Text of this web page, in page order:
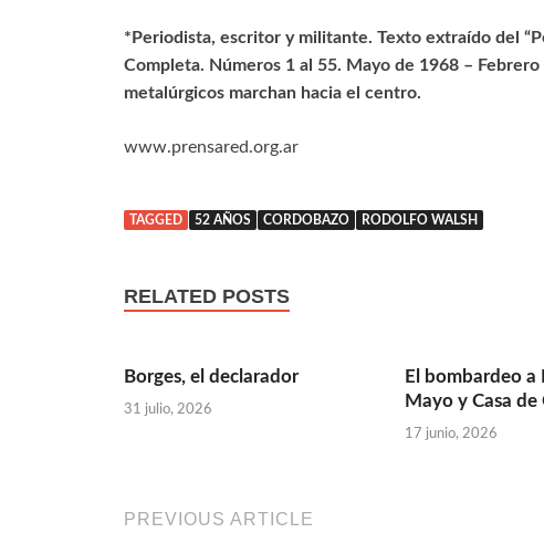
*Periodista, escritor y militante. Texto extraído del
Completa. Números 1 al 55. Mayo de 1968 –
metalúrgicos marchan hacia el centro.
www.prensared.org.ar
TAGGED 52 AÑOS CORDOBAZO RODOLFO WALSH
RELATED POSTS
Borges, el declarador
31 julio, 2026
El bombardeo a
Mayo y Casa
17 junio, 2026
PREVIOUS ARTICLE